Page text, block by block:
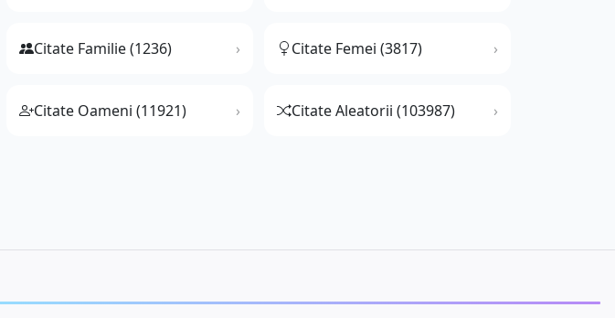
Citate Familie (1236) Citate Femei (3817)
Citate Oameni (11921) Citate Aleatorii (103987)